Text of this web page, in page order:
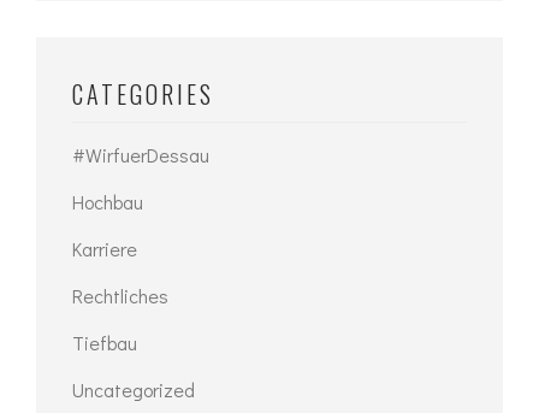
CATEGORIES
#WirfuerDessau
Hochbau
Karriere
Rechtliches
Tiefbau
Uncategorized